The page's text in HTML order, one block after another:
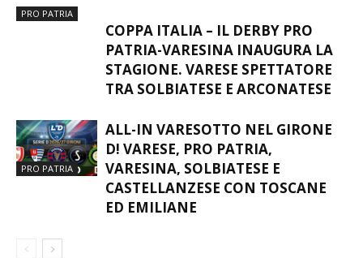
PRO PATRIA
COPPA ITALIA – IL DERBY PRO
PATRIA-VARESINA INAUGURA LA
STAGIONE. VARESE SPETTATORE
TRA SOLBIATESE E ARCONATESE
PRO PATRIA
ALL-IN VARESOTTO NEL GIRONE
D! VARESE, PRO PATRIA,
VARESINA, SOLBIATESE E
CASTELLANZESE CON TOSCANE
ED EMILIANE